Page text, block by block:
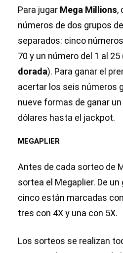
Para jugar Mega Millions,
números de dos grupos
separados: cinco
70 y un número del 1 al 25
dorada). Para ganar el
acertar los seis números
nueve formas de ganar
dólares hasta el jackpot.
MEGAPLIER
Antes de cada sorteo de
sortea el Megaplier. De un
cinco están marcadas
tres con 4X y una con 5X.
Los sorteos se realizan